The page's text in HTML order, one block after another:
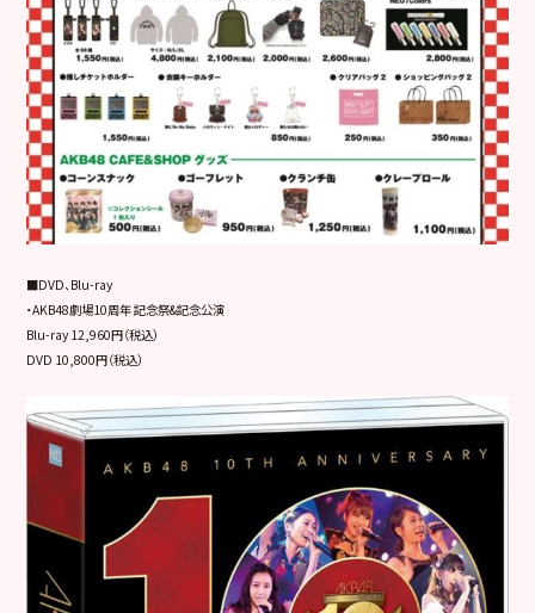
■DVD、Blu-ray
・AKB48劇場10周年 記念祭&記念公演
Blu-ray 12,960円（税込）
DVD 10,800円（税込）